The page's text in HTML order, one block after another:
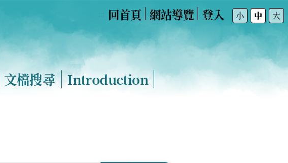
回首頁 網站導覽 登入 小 中 大
文檔搜尋 Introduction